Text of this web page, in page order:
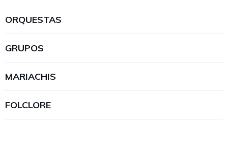
ORQUESTAS
GRUPOS
MARIACHIS
FOLCLORE